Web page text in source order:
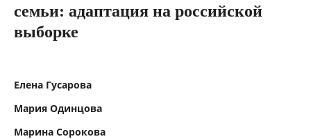
семьи: адаптация на российской
выборке
Елена Гусарова
Мария Одинцова
Марина Сорокова